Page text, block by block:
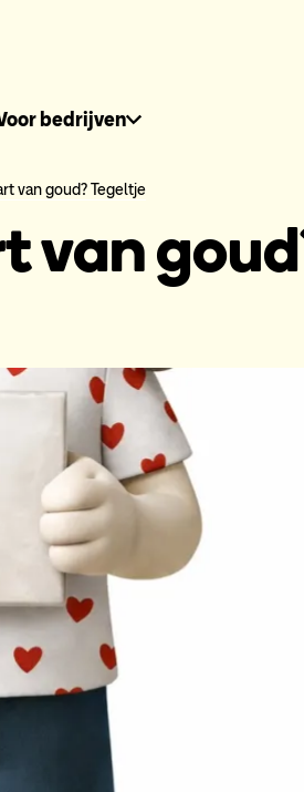
bedrijven
van goud? Tegeltje
van